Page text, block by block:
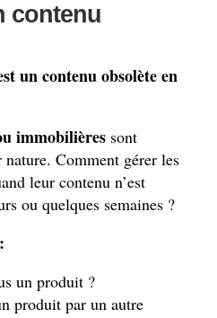
contenu
un contenu obsolète en
immobilières sont
Comment gérer les
leur contenu n’est
ou quelques semaines ?
un produit ?
produit par un autre